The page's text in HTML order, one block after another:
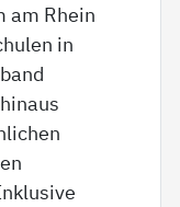
am Rhein
in